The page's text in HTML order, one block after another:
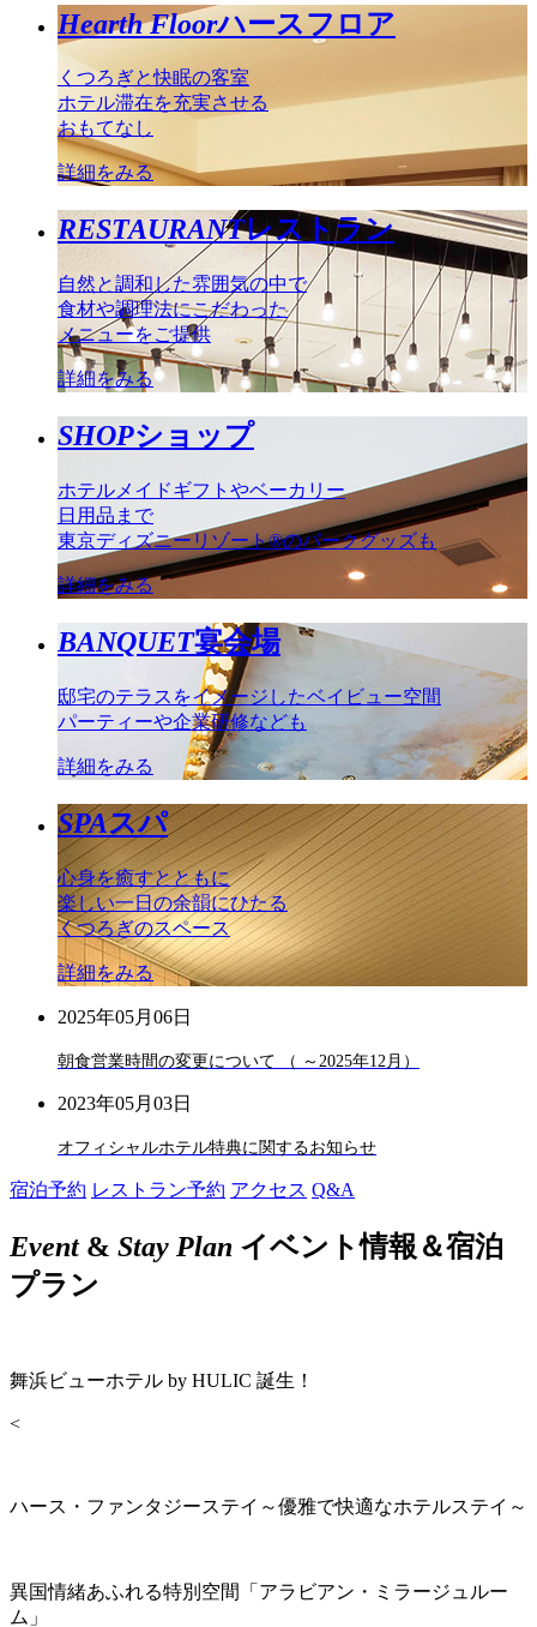
Hearth Floorハースフロア
くつろぎと快眠の客室
ホテル滞在を充実させる
おもてなし
詳細をみる
RESTAURANTレストラン
自然と調和した雰囲気の中で
食材や調理法にこだわった
メニューをご提供
詳細をみる
SHOPショップ
ホテルメイドギフトやベーカリー
日用品まで
東京ディズニーリゾート®のパークグッズも
詳細をみる
BANQUET宴会場
邸宅のテラスをイメージしたベイビュー空間
パーティーや企業研修なども
詳細をみる
SPAスパ
心身を癒すとともに
楽しい一日の余韻にひたる
くつろぎのスペース
詳細をみる
2025年05月06日
朝食営業時間の変更について （ ～2025年12月）
2023年05月03日
オフィシャルホテル特典に関するお知らせ
宿泊予約 レストラン予約 アクセス Q&A
Event& Stay Plan イベント情報＆宿泊
プラン
舞浜ビューホテル by HULIC 誕生！
<
ハース・ファンタジーステイ～優雅で快適なホテルステイ～
異国情緒あふれる特別空間「アラビアン・ミラージュルー
ム」